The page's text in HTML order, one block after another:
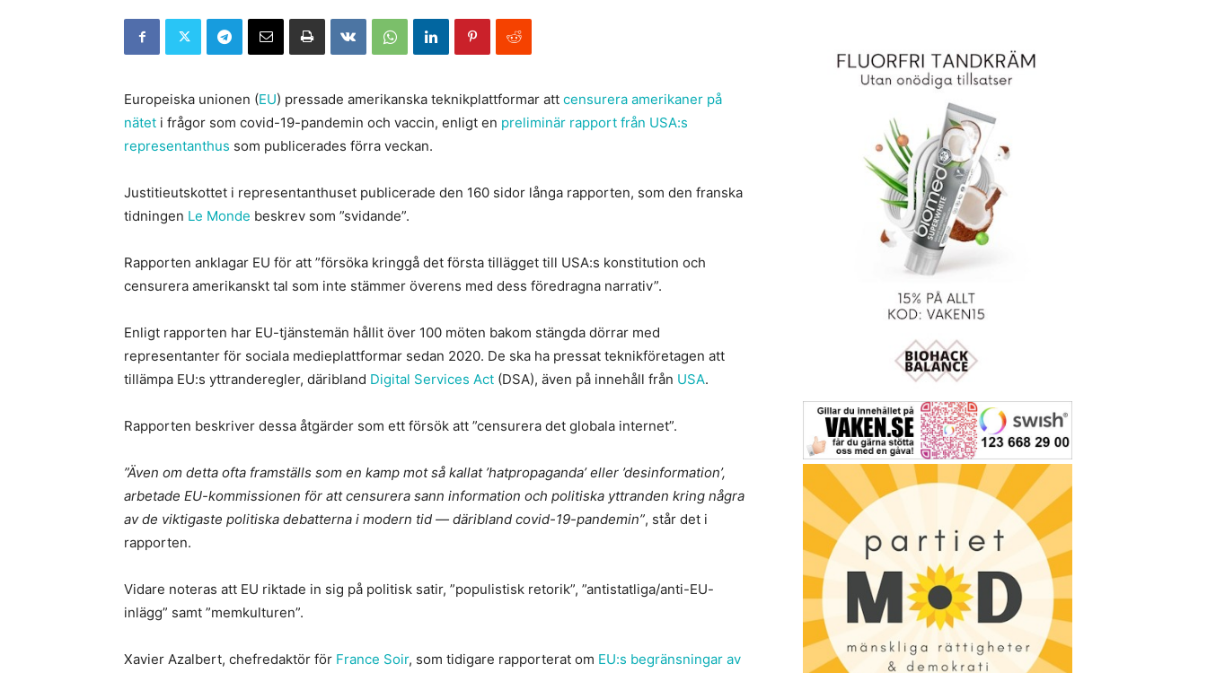
Europeiska unionen (EU) pressade amerikanska teknikplattformar att censurera amerikaner på
nätet i frågor som covid-19-pandemin och vaccin, enligt en preliminär rapport från USA:s
representanthus som publicerades förra veckan.
Justitieutskottet i representanthuset publicerade den 160 sidor långa rapporten, som den franska
tidningen Le Monde beskrev som ”svidande”.
Rapporten anklagar EU för att ”försöka kringgå det första tillägget till USA:s konstitution och
censurera amerikanskt tal som inte stämmer överens med dess föredragna narrativ”.
Enligt rapporten har EU-tjänstemän hållit över 100 möten bakom stängda dörrar med
representanter för sociala medieplattformar sedan 2020. De ska ha pressat teknikföretagen att
tillämpa EU:s yttranderegler, däribland Digital Services Act (DSA), även på innehåll från USA.
Rapporten beskriver dessa åtgärder som ett försök att ”censurera det globala internet”.
”Även om detta ofta framställs som en kamp mot så kallat ’hatpropaganda’ eller ’desinformation’,
arbetade EU-kommissionen för att censurera sann information och politiska yttranden kring några
av de viktigaste politiska debatterna i modern tid — däribland covid-19-pandemin”, står det i
rapporten.
Vidare noteras att EU riktade in sig på politisk satir, ”populistisk retorik”, ”antistatliga/anti-EU-
inlägg” samt ”memkulturen”.
Xavier Azalbert, chefredaktör för France Soir, som tidigare rapporterat om EU:s begränsningar av